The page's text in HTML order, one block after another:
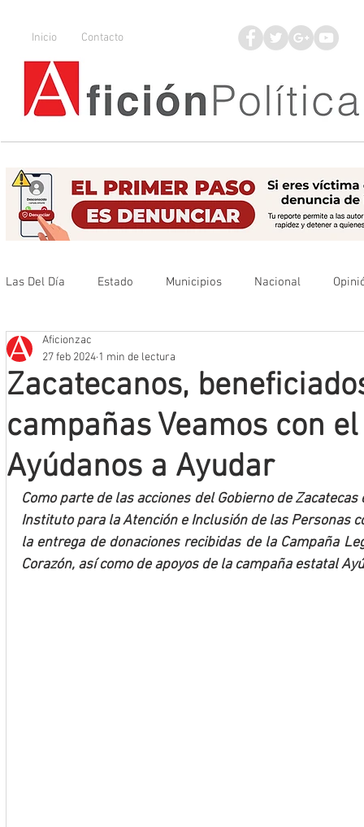
Inicio Contacto
Las Del Día Estado Municipios Nacional
Que no se olvide
Mineros LNBP
Zacatecanos,
campañas Veamos con
Ayúdanos a Ayudar
Aficionzac
27 feb 2024 1 min de lectura
Como parte de las acciones del Gobierno de
Instituto para la Atención e Inclusión de las Personas
la entrega de donaciones recibidas de la Campaña
Corazón, así como de apoyos de la campaña estatal